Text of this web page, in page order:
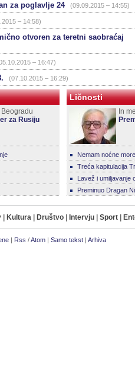
za poglavlje 24 (09.09.2015 – 14:55)
– 14:58)
otvoren za teretni saobraćaj
– 16:47)
(07.10.2015 – 16:29)
za Rusiju
Ličnosti
In
Nemam noćne
Treća kapitulacija
Lavež i umiljavanje
Preminuo Dragan
Kultura Društvo Intervju Sport
| Rss /Atom | Samo tekst | Arhiva